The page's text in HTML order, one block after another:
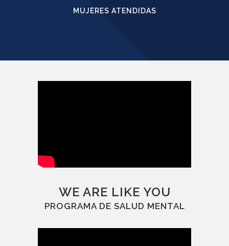
MUJERES ATENDIDAS
WE ARE LIKE YOU
PROGRAMA DE SALUD MENTAL